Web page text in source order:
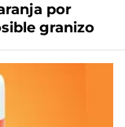
por
granizo